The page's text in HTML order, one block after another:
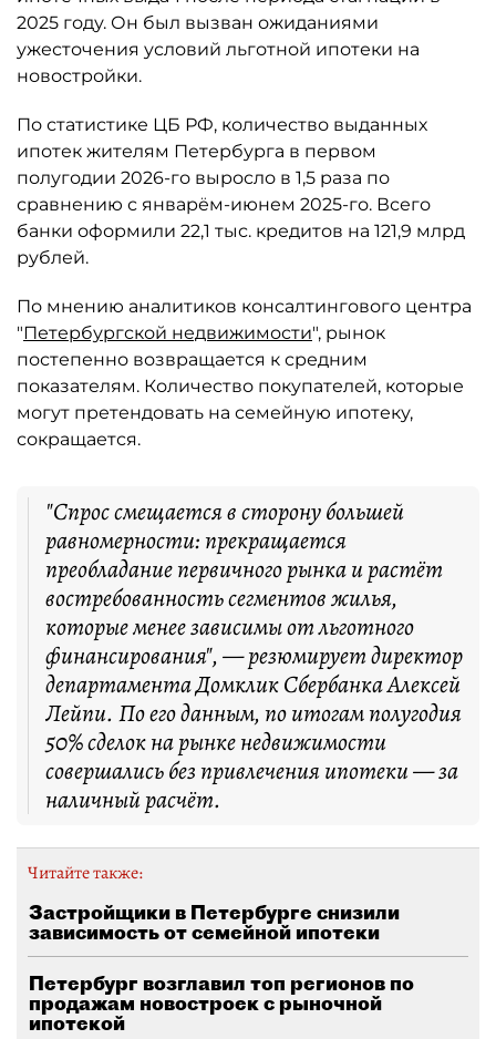
2025 году. Он был вызван ожиданиями
ужесточения условий льготной ипотеки на
новостройки.
По статистике ЦБ РФ, количество выданных
ипотек жителям Петербурга в первом
полугодии 2026-го выросло в 1,5 раза по
сравнению с январём-июнем 2025-го. Всего
банки оформили 22,1 тыс. кредитов на 121,9 млрд
рублей.
По мнению аналитиков консалтингового центра
"Петербургской недвижимости", рынок
постепенно возвращается к средним
показателям. Количество покупателей, которые
могут претендовать на семейную ипотеку,
сокращается.
"Спрос смещается в сторону большей
равномерности: прекращается
преобладание первичного рынка и растёт
востребованность сегментов жилья,
которые менее зависимы от льготного
финансирования", — резюмирует директор
департамента Домклик Сбербанка Алексей
Лейпи. По его данным, по итогам полугодия
50% сделок на рынке недвижимости
совершались без привлечения ипотеки — за
наличный расчёт.
Читайте также:
Застройщики в Петербурге снизили
зависимость от семейной ипотеки
Петербург возглавил топ регионов по
продажам новостроек с рыночной
ипотекой